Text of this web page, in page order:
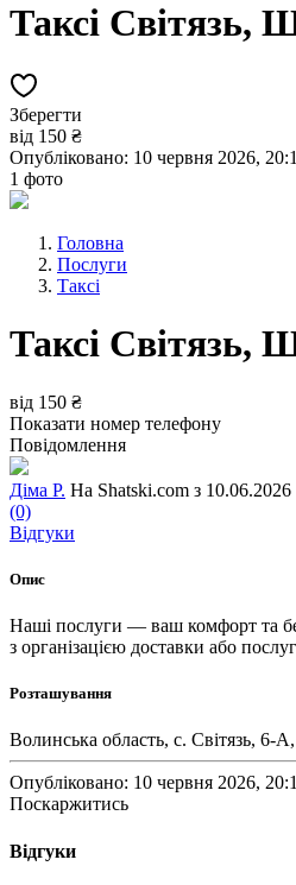
Таксі Світязь,
Зберегти
від 150 ₴
Опубліковано: 10 червня 2026,
1 фото
Головна
Послуги
Таксі
Таксі Світязь,
від 150 ₴
Показати номер телефону
Повідомлення
Діма Р. На Shatski.com з 10.06.2026
(0)
Відгуки
Опис
Наші послуги — ваш комфорт та
з організацією доставки або
Розташування
Волинська область, c. Світязь,
Опубліковано: 10 червня 2026,
Поскаржитись
Відгуки